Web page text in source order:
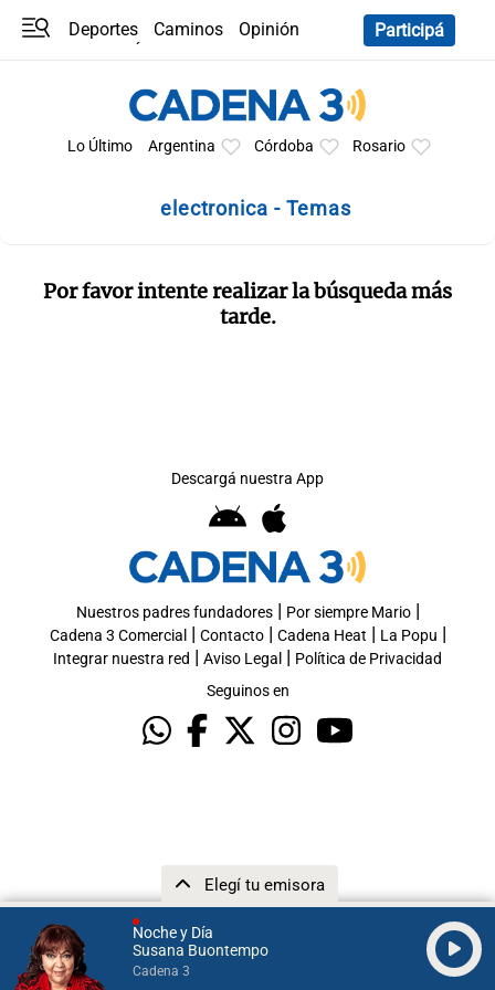
Noche y Día
Susana Buontempo
Cadena 3
Elegí tu emisora
Deportes Caminos
Opinión
Participá
Lo Último Argentina Córdoba Rosario
electronica - Temas
Por favor intente realizar la búsqueda más
tarde.
Descargá nuestra App
Nuestros padres fundadores| Por siempre Mario|
Cadena 3 Comercial | Contacto| Cadena Heat | La Popu |
Integrar nuestra red | Aviso Legal | Política de Privacidad
Seguinos en